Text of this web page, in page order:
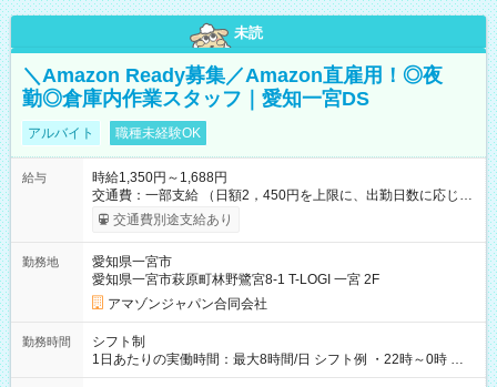
未読
＼Amazon Ready募集／Amazon直雇用！◎夜
勤◎倉庫内作業スタッフ｜愛知一宮DS
アルバイト 職種未経験OK
給与
時給1,350円～1,688円
交通費：一部支給 （日額2，450円を上限に、出勤日数に応じて
実費支給） ※22:00～翌5:00までは時給25%UP！ ■給与前払い
制度あり ※前払い額の上限あり、手数料無料（Amazon負担）
交通費別途支給あり
勤務地
愛知県一宮市
愛知県一宮市萩原町林野鷺宮8-1 T-LOGI 一宮 2F
アマゾンジャパン合同会社
勤務時間
シフト制
1日あたりの実働時間：最大8時間/日 シフト例 ・22時～0時 入
社後、就業可能シフトをご確認の上、申請してください。